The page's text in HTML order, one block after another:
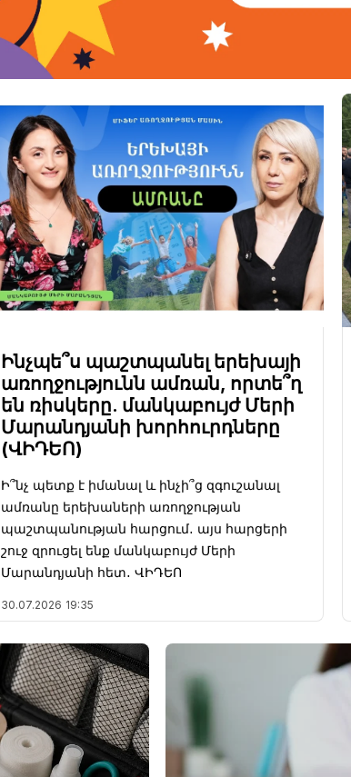
Ինչպե՞ս պաշտպանել երեխայի
առողջությունն ամռան, որտե՞ղ
են ռիսկերը. մանկաբույժ Մերի
Մարանդյանի խորհուրդները
(ՎԻԴԵՈ)
Ի՞նչ պետք է իմանալ և ինչի՞ց զգուշանալ
ամռանը երեխաների առողջության
պաշտպանության հարցում․ այս հարցերի
շուջ զրուցել ենք մանկաբույժ Մերի
Մարանդյանի հետ․ ՎԻԴԵՈ
30.07.2026 19:35